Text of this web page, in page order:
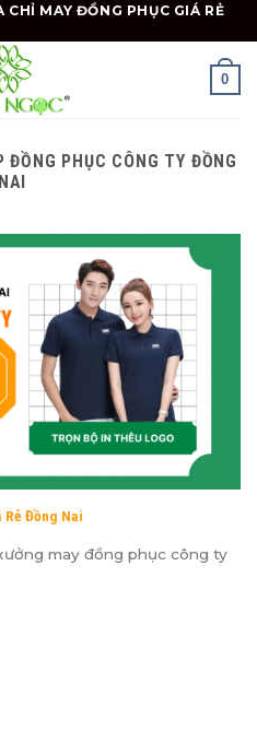
MAY ĐỒNG PHỤC GIÁ RẺ
0
ĐỒNG PHỤC CÔNG TY ĐỒNG
NAI
Rẻ Đồng Nai
may đồng phục công ty